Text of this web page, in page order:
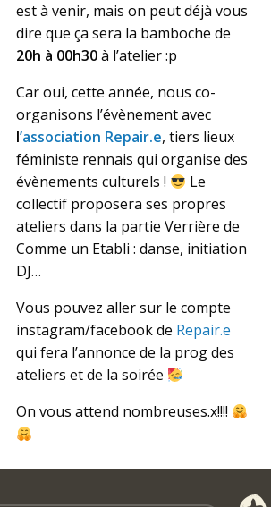
est à venir, mais on peut déjà vous
dire que ça sera la bamboche de
20h à 00h30à l’atelier :p
Car oui, cette année, nous co-
organisons l’évènement avec
l’association Repair.e, tiers lieux
féministe rennais qui organise des
évènements culturels !
Le
collectif proposera ses propres
ateliers dans la partie Verrière de
Comme un Etabli : danse, initiation
DJ…
Vous pouvez aller sur le compte
instagram/facebook de Repair.e
qui fera l’annonce de la prog des
ateliers et de la soirée
On vous attend nombreuses.x!!!!